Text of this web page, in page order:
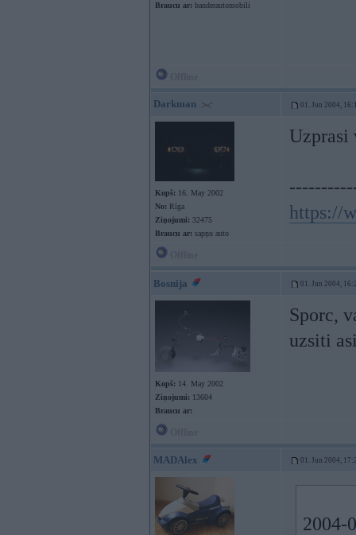
Braucu ar: banderautomobili
Darkman 01. Jun 2004,
Kopš: 16. May 2002
No: Rīga
Ziņojumi: 32475
Braucu ar: sapņu auto
Uzprasi
https://
Bosnija 01. Jun 2004,
Kopš: 14. May 2002
Ziņojumi: 13604
Braucu ar:
Sporc,
uzsiti
MADAlex 01. Jun 2004,
2004-